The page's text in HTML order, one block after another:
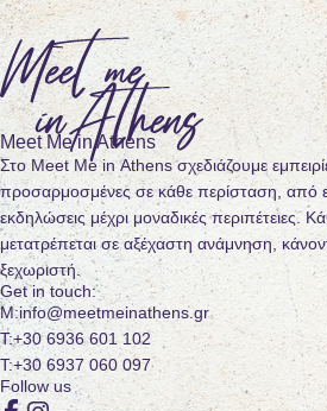
Meet Me in Athens
Στο Meet Me in Athens σχεδιάζουμε
προσαρμοσμένες σε κάθε περίσταση, από
εκδηλώσεις μέχρι μοναδικές περιπέτειες.
μετατρέπεται σε αξέχαστη ανάμνηση,
ξεχωριστή.
Get in touch:
info@meetmeinathens.gr
+30 6936 601 102
+30 6937 060 097
Follow us